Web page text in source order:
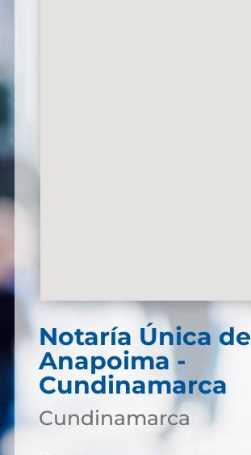
Notaría Única de
Anapoima -
Cundinamarca
Cundinamarca